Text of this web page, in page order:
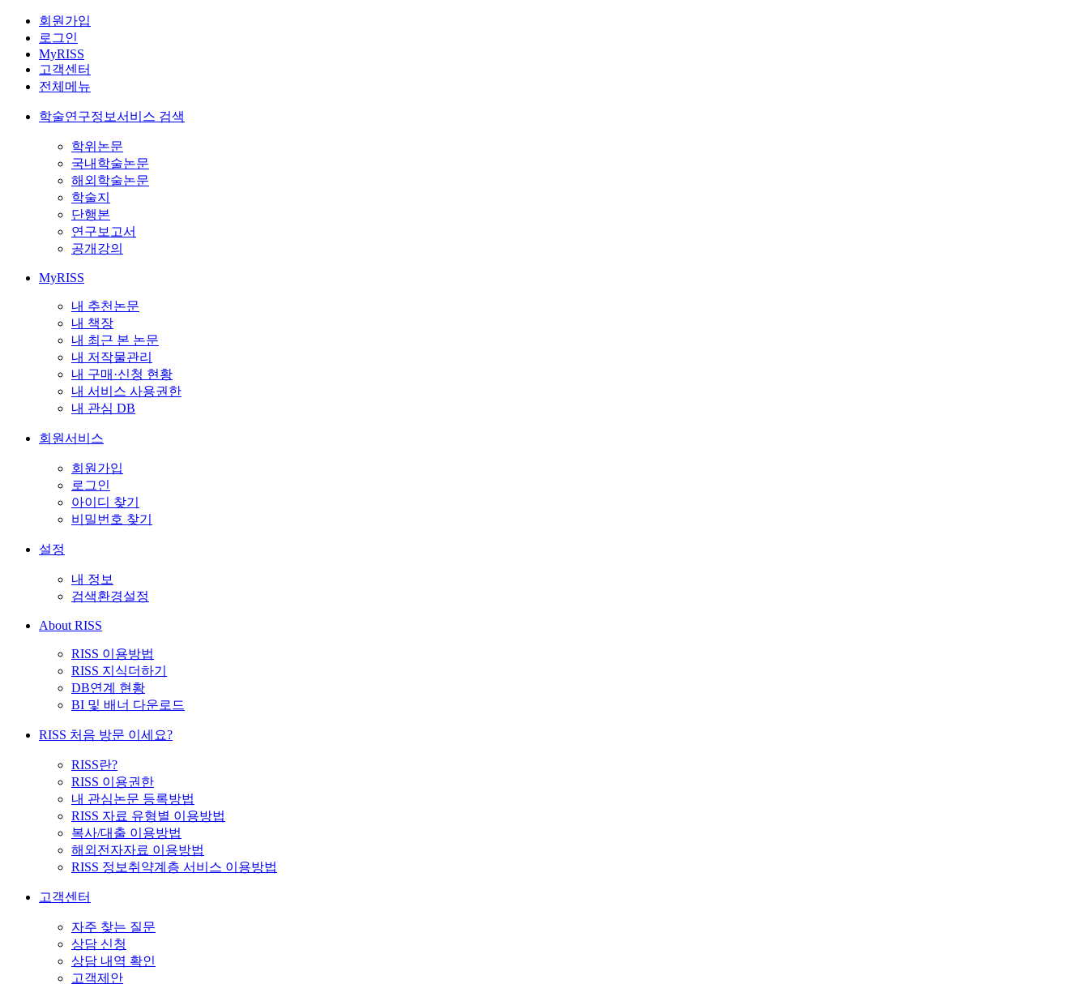
회원가입
로그인
MyRISS
고객센터
전체메뉴
학술연구정보서비스 검색
학위논문
국내학술논문
해외학술논문
학술지
단행본
연구보고서
공개강의
MyRISS
내 추천논문
내 책장
내 최근 본 논문
내 저작물관리
내 구매·신청 현황
내 서비스 사용권한
내 관심 DB
회원서비스
회원가입
로그인
아이디 찾기
비밀번호 찾기
설정
내 정보
검색환경설정
About RISS
RISS 이용방법
RISS 지식더하기
DB연계 현황
BI 및 배너 다운로드
RISS 처음 방문 이세요?
RISS란?
RISS 이용권한
내 관심논문 등록방법
RISS 자료 유형별 이용방법
복사/대출 이용방법
해외전자자료 이용방법
RISS 정보취약계층 서비스 이용방법
고객센터
자주 찾는 질문
상담 신청
상담 내역 확인
고객제안